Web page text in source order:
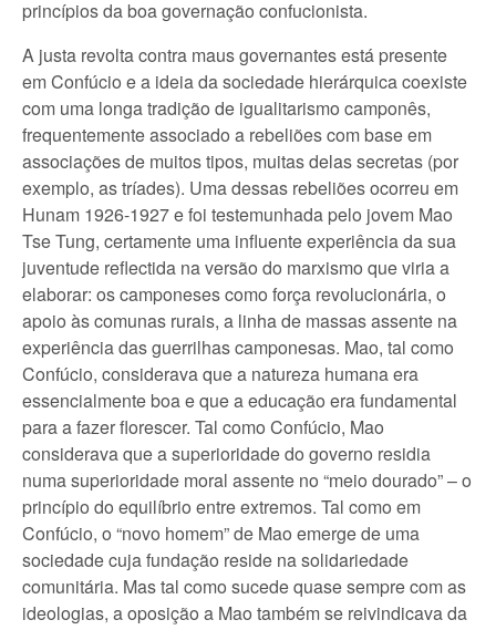
princípios da boa governação confucionista.
A justa revolta contra maus governantes está presente
em Confúcio e a ideia da sociedade hierárquica coexiste
com uma longa tradição de igualitarismo camponês,
frequentemente associado a rebeliões com base em
associações de muitos tipos, muitas delas secretas (por
exemplo, as tríades). Uma dessas rebeliões ocorreu em
Hunam 1926-1927 e foi testemunhada pelo jovem Mao
Tse Tung, certamente uma influente experiência da sua
juventude reflectida na versão do marxismo que viria a
elaborar: os camponeses como força revolucionária, o
apoio às comunas rurais, a linha de massas assente na
experiência das guerrilhas camponesas. Mao, tal como
Confúcio, considerava que a natureza humana era
essencialmente boa e que a educação era fundamental
para a fazer florescer. Tal como Confúcio, Mao
considerava que a superioridade do governo residia
numa superioridade moral assente no “meio dourado” – o
princípio do equilíbrio entre extremos. Tal como em
Confúcio, o “novo homem” de Mao emerge de uma
sociedade cuja fundação reside na solidariedade
comunitária. Mas tal como sucede quase sempre com as
ideologias, a oposição a Mao também se reivindicava da